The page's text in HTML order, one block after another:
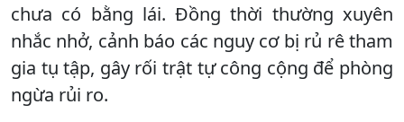
chưa có bằng lái. Đồng thời thường xuyên
nhắc nhở, cảnh báo các nguy cơ bị rủ rê tham
gia tụ tập, gây rối trật tự công cộng để phòng
ngừa rủi ro.